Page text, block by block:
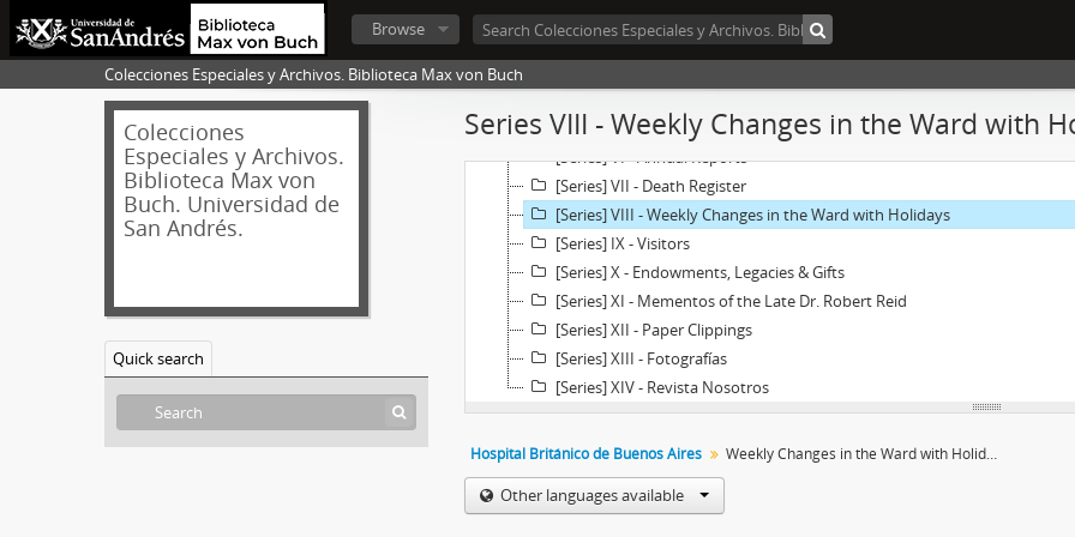
Browse
Colecciones Especiales y Archivos. Biblioteca Max von Buch
Colecciones
Especiales y Archivos.
Biblioteca Max von
Buch. Universidad de
San Andrés.
Quick search
Series VIII - Weekly Changes in the Ward with
[Series] I - Actas del Consejo de Administración
[Series] II - House Committee
[Series] V - Copiador de cartas
[Series] VI - Annual Reports
[Series] VII - Death Register
[Series] VIII - Weekly Changes in the Ward with Holidays
[Series] IX - Visitors
[Series] X - Endowments, Legacies & Gifts
[Series] XI - Mementos of the Late Dr. Robert Reid
[Series] XII - Paper Clippings
[Series] XIII - Fotografías
[Series] XIV - Revista Nosotros
Hospital Británico de Buenos Aires Weekly Changes in the Ward with Holidays
Other languages available